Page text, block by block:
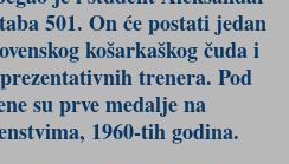
501. On će postati jedan
košarkaškog čuda i
trenera. Pod
su prve medalje na
1960-tih godina.